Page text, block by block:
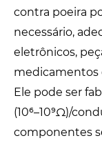
contra poeira
necessário,
eletrônicos,
medicamentos
Ele pode ser
(10⁶–10⁹Ω)/
componentes